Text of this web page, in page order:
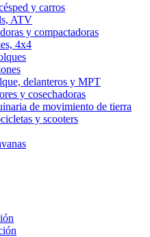
y carros
ATV
y compactadoras
4x4
delanteros y MPT
y cosechadoras
de movimiento de tierra
y scooters